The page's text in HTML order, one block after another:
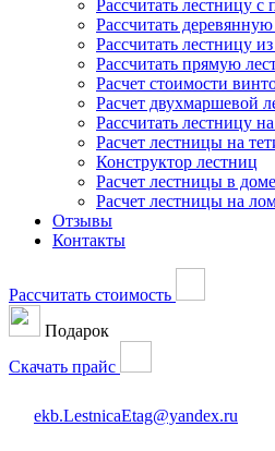
Рассчитать лестницу с
Рассчитать
Рассчитать лестницу
Рассчитать прямую
Расчет стоимости
Расчет двухмаршевой
Рассчитать лестницу
Расчет лестницы на
Конструктор лестниц
Расчет лестницы в
Расчет лестницы на
Отзывы
Контакты
Рассчитать стоимость
Подарок
Скачать прайс
ekb.LestnicaEtag@yandex.ru